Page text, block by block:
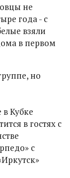
не
года - с
взяли
в первом
но
в Кубке
в гостях с
с